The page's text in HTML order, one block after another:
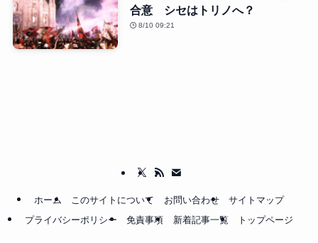
合意 シセはトリノへ？
8/10 09:21
ホーム このサイトについて お問い合わせ
サイトマップ
プライバシーポリシー
免責事項 新着記事一覧 トップページ